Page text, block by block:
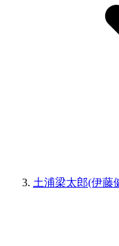
土浦梁太郎(伊藤